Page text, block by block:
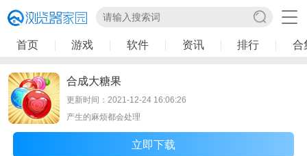
首页 游戏 软件 资讯 排行 合
合成大糖果
更新时间：2021-12-24 16:06:26
产生的麻烦都会处理
立即下载